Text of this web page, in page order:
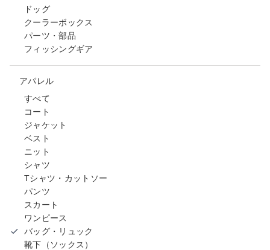
ドッグ
クーラーボックス
パーツ・部品
フィッシングギア
アパレル
すべて
コート
ジャケット
ベスト
ニット
シャツ
Tシャツ・カットソー
パンツ
スカート
ワンピース
バッグ・リュック
靴下（ソックス）